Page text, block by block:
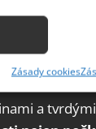
základě
předcházení
Zásady cookies
a